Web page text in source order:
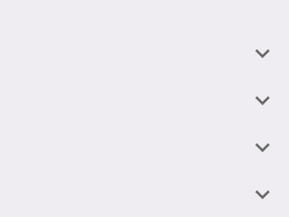



